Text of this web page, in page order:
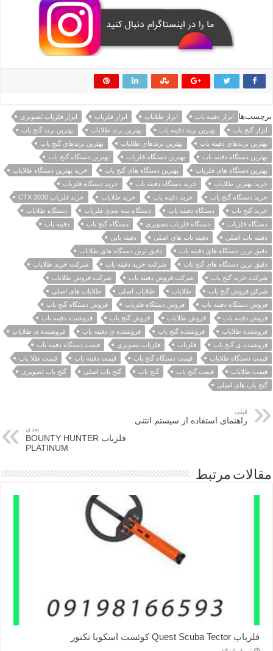
برچسب‌ها ابزار دفینه یاب ابزار طلایاب ابزار فلزیاب
ابزار فلزیاب تصویری
ابزار گنج یاب
بهترین برند دفینه یاب بهترین برند طلایاب
بهترین برند گنج یاب
بهترین برندهای دفینه یاب
بهترین برندهای طلایاب
بهترین برندهای گنج یاب
بهترین دستگاه دفینه یاب
بهترین دستگاه فلزیاب
بهترین دستگاه گنج یاب
بهترین دستگاه های فلزیاب
بهترین دستگاه های گنج یاب
خرید بهترین دستگاه طلایاب
خرید بهترین طلایاب
خرید دستگاه دفینه یاب
خرید دستگاه فلزیاب
خرید دستگاه گنج یاب
خرید دفینه یاب خرید طلایاب
خرید فلزیاب CTX 3030
خرید گنج یاب
دستگاه دفینه یاب دستگاه سه بعدی فلزیاب
دستگاه طلایاب
دستگاه فلزیاب
دستگاه فلزیاب تصویری دستگاه گنج یاب
دفینه یاب
دفینه یاب اصلی
دفینه یاب های اصلی
دفینه یابی
دقیق ترین دستگاه های دفینه یاب
دقیق ترین دستگاه های طلایاب
دقیق ترین دستگاه های گنج یاب
شرکت خرید دفینه یاب
شرکت خرید طلایاب
شرکت خرید گنج یاب
شرکت فروش دفینه یاب
شرکت فروش طلایاب
شرکن فروش گنج یاب
طلایاب طلایاب اصلی
طلایاب های اصلی
فروش دستگاه دفینه یاب
فروش دستگاه فلزیاب
فروش دستگاه گنج یاب
فروش دفینه یاب
فروش طلایاب فروش گنج یاب
فروشنده دفینه یاب
فروشنده طلایاب
فروشنده گنج یاب فروشنده ی دفینه یاب
فروشنده ی طلایاب
فروشنده ی گنج یاب
فلزیاب فلزیاب تصویری
قیمت دستگاه دفینه یاب
قیمت دستگاه طلایاب
قیمت دستگاه گنج یاب قیمت دفینه یاب
قیمت طلا یاب
قیمت طلایاب
قیمت گنج یاب گنج یاب گنج یاب اصلی
گنج یاب تصویری
گنج یاب های اصلی
قبلی
راهنمای استفاده از سیستم انتنی
بعدی
فلزیاب BOUNTY HUNTER
PLATINUM
مقالات مرتبط
فلزیاب Quest Scuba Tector کوئست اسکوبا تکتور